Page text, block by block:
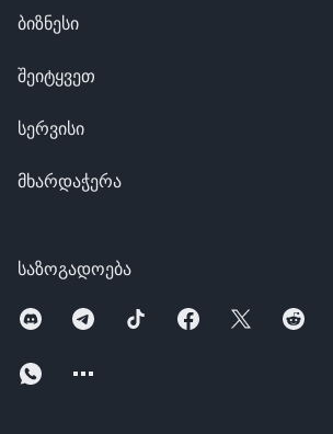
საზოგადოება
ბიზნესი
შეიტყვეთ
სერვისი
მხარდაჭერა